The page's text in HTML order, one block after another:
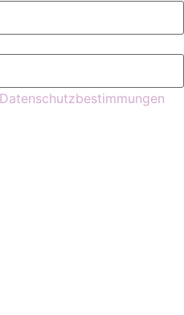
Datenschutzbestimmungen